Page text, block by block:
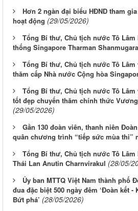
Hơn 2 ngàn đại biểu HĐND tham
hoạt động (29/05/2026)
Tổng Bí thư, Chủ tịch nước Tô
thống Singapore Tharman
Tổng Bí thư, Chủ tịch nước Tô Lâm
thăm cấp Nhà nước Cộng hòa
Tổng Bí thư, Chủ tịch nước Tô Lâm
tốt đẹp chuyến thăm chính thức
(29/05/2026)
Gần 130 đoàn viên, thanh niên
quân chương trình “tiếp sức mùa thi”
Tổng Bí thư, Chủ tịch nước Tô
Thái Lan Anutin Charnvirakul (28/05/
Ủy ban MTTQ Việt Nam thành phố
đua đặc biệt 500 ngày đêm ‘Đoàn kết
Bứt phá’ (28/05/2026)